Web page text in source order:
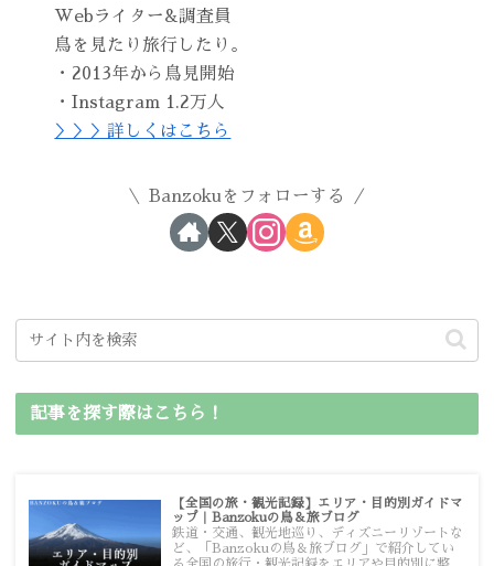
Webライター&調査員
鳥を見たり旅行したり。
・2013年から鳥見開始
・Instagram 1.2万人
＞＞＞詳しくはこちら
Banzokuをフォローする
記事を探す際はこちら！
【全国の旅・観光記録】エリア・目的別ガイドマ
ップ｜Banzokuの鳥＆旅ブログ
鉄道・交通、観光地巡り、ディズニーリゾートな
ど、「Banzokuの鳥＆旅ブログ」で紹介してい